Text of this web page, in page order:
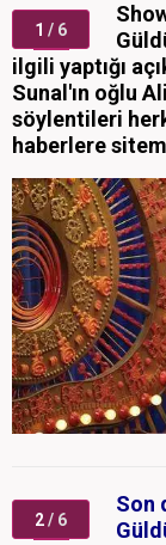
1 / 6
ilgili yaptığı
Sunal'ın oğlu
söylentileri
haberlere
2/ 6
Son